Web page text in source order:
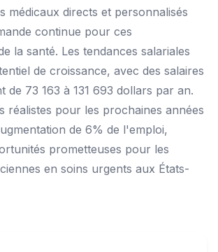
médicaux directs et personnalisés
continue pour ces
la santé. Les tendances salariales
de croissance, avec des salaires
de 73 163 à 131 693 dollars par an.
réalistes pour les prochaines années
de 6% de l'emploi,
prometteuses pour les
en soins urgents aux États-